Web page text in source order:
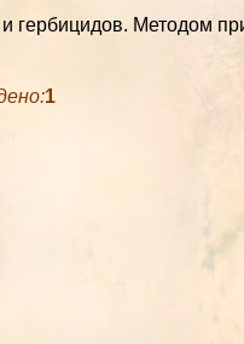
гербицидов. Методом
1